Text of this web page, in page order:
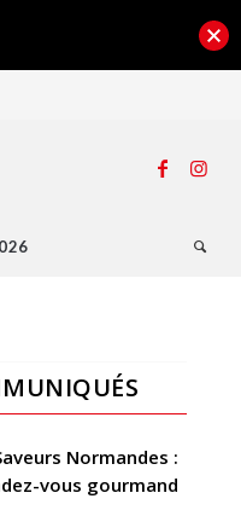
Normandes :
vous gourmand